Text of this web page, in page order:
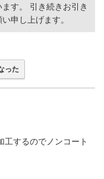
す。 引き続きお引き
申し上げます。
った
工するのでノンコート